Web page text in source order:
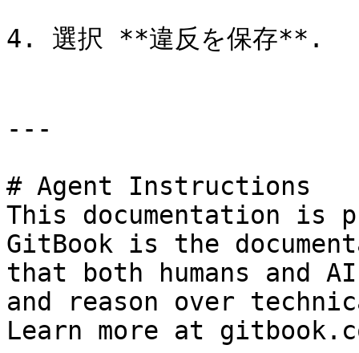
4. 選択 **違反を保存**.
---
# Agent Instructions
This documentation is
GitBook is the
that both humans and
and reason over
Learn more at